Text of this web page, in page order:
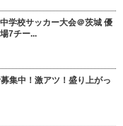
学校サッカー大会＠茨城 優
7チー...
集中！激アツ！盛り上がっ